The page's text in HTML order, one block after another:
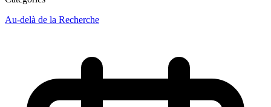
Au-delà de la Recherche